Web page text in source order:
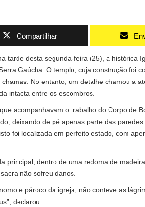
Compartilhar
tarde desta segunda-feira (25), a histórica
Gaúcha. O templo, cuja construção foi
No entanto, um detalhe chamou a
intacta entre os escombros.
acompanhavam o trabalho do Corpo de
deixando de pé apenas parte das paredes
foi localizada em perfeito estado, com
principal, dentro de uma redoma de
não sofreu danos.
e pároco da igreja, não conteve as
declarou.